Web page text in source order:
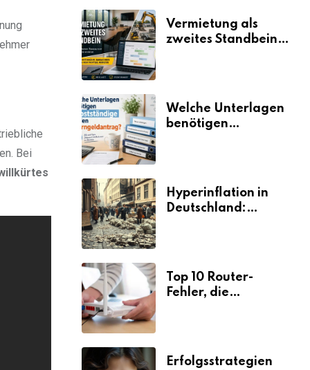
Bei
Vermietung als
zweites Standbein:
Umsätze machen
Welche Unterlagen
benötigen
Hyperinflation in
Deutschland:
Top 10 Router-
Fehler, die
Erfolgsstrategien